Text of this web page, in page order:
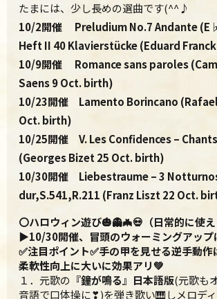
たまには、少し長めの選曲です(^^♪
10/2開催 Preludium No.7 Andante (E ♭
Heft II 40 Klavierstücke (Eduard
10/9開催 Romance sans paroles
Saens 9 Oct. birth)
10/23開催 Lamento Borincano
Oct. birth)
10/25開催 V. Les Confidences –
(Georges Bizet 25 Oct. birth)
10/30開催 Liebestraume – 3
dur,S.541,R.211 (Franz Liszt 22 Oct.
〇ハロウィン遊び🎃👻🦇💀（日常的に使え
▶10/30開催、 冒頭のウォーミングアップ
✅注目ポイント✅手の甲を見せる逆手動
柔軟性向上に大いに効果アリ💚
１．元歌の 『鐘が鳴る』日本語版(元歌も
音語で口体操に❣)を弾き歌い🎹しメロデ